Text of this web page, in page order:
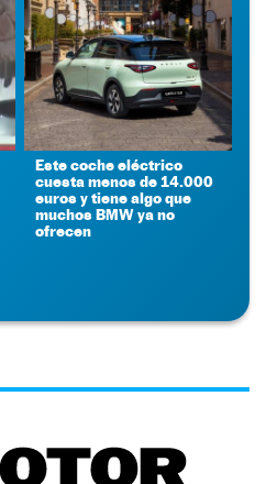
Este coche eléctrico
cuesta menos de 14.000
euros y tiene algo que
muchos BMW ya no
ofrecen